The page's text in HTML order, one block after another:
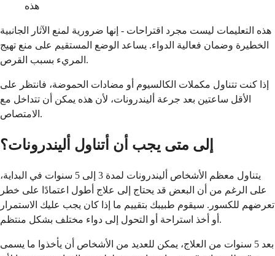
هذه
هذه التعليمات ليست مجرد اقتراحات - إنها ضرورية لمنع الآثار الجانبية
الخطيرة وضمان فعالية الدواء. يساعد الوضع المستقيم على منع تهيج
المريء بسبب القرص.
إذا كنت تتناول مكملات الكالسيوم أو مضادات الحموضة، فانتظر على
الأقل ساعتين بعد جرعة أليندرونات، لأن هذه يمكن أن تتداخل مع
الامتصاص.
إلى متى يجب أن أتناول أليندرونات؟
يتناول معظم الأشخاص أليندرونات لمدة 3 إلى 5 سنوات في البداية،
على الرغم من أن البعض قد يحتاج إلى علاج أطول اعتمادًا على خطر
تعرضهم للكسور. سيقوم طبيبك بتقييم ما إذا كان يجب عليك الاستمرار
أو أخذ استراحة أو التحول إلى دواء مختلف بشكل منتظم.
بعد 5 سنوات من العلاج، يمكن للعديد من الأشخاص أن يأخذوا ما يسمى